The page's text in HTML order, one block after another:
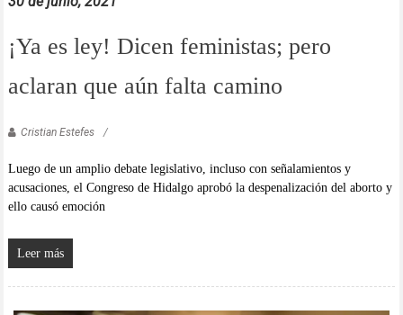
¡Ya es ley! Dicen feministas; pero
aclaran que aún falta camino
Cristian Estefes
Luego de un amplio debate legislativo, incluso con señalamientos y
acusaciones, el Congreso de Hidalgo aprobó la despenalización del aborto y
ello causó emoción
Leer más